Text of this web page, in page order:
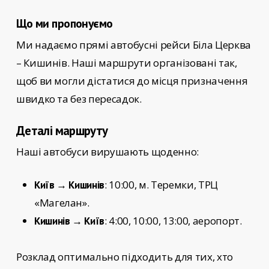
Що ми пропонуємо
Ми надаємо прямі автобусні рейси Біла Церква
– Кишинів. Наші маршрути організовані так,
щоб ви могли дістатися до місця призначення
швидко та без пересадок.
Деталі маршруту
Наші автобуси вирушають щоденно:
Київ → Кишинів: 10:00, м. Теремки, ТРЦ
«Магелан».
Кишинів → Київ: 4:00, 10:00, 13:00, аеропорт.
Розклад оптимально підходить для тих, хто